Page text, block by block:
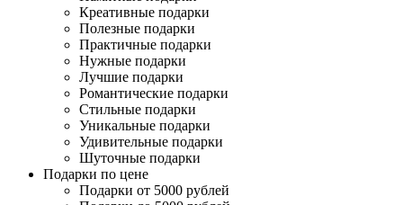
Креативные подарки
Полезные подарки
Практичные подарки
Нужные подарки
Лучшие подарки
Романтические подарки
Стильные подарки
Уникальные подарки
Удивительные подарки
Шуточные подарки
Подарки по цене
Подарки от 5000 рублей